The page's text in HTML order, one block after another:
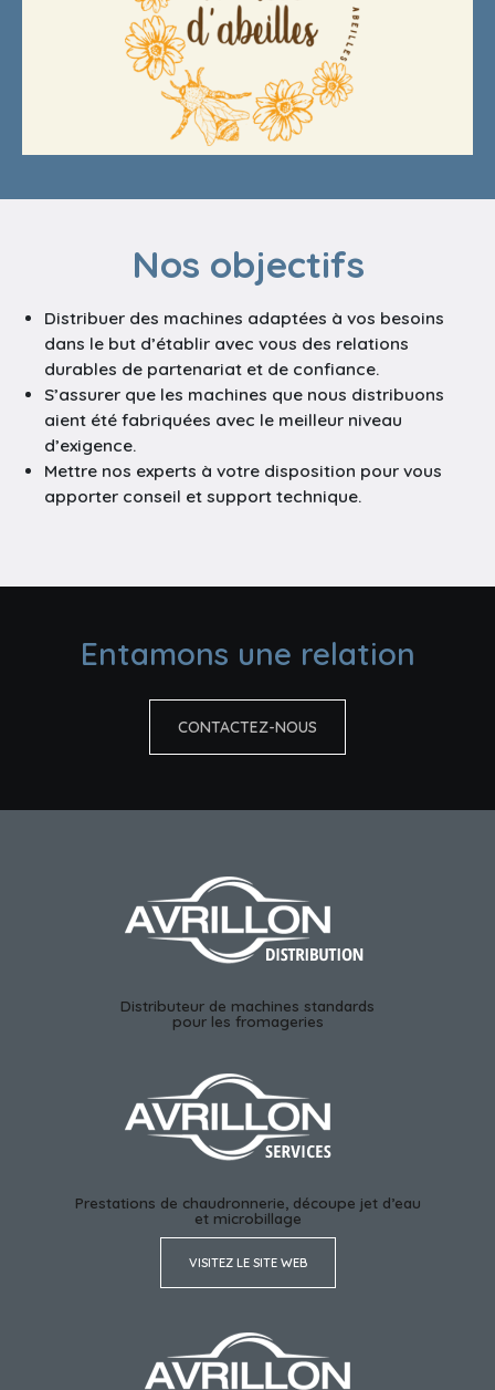
Nos objectifs
Distribuer des machines adaptées à vos besoins
dans le but d’établir avec vous des relations
durables de partenariat et de confiance.
S’assurer que les machines que nous distribuons
aient été fabriquées avec le meilleur niveau
d’exigence.
Mettre nos experts à votre disposition pour vous
apporter conseil et support technique.
Entamons une relation
CONTACTEZ-NOUS
Distributeur de machines standards
pour les fromageries
Prestations de chaudronnerie, découpe jet d’eau
et microbillage
VISITEZ LE SITE WEB